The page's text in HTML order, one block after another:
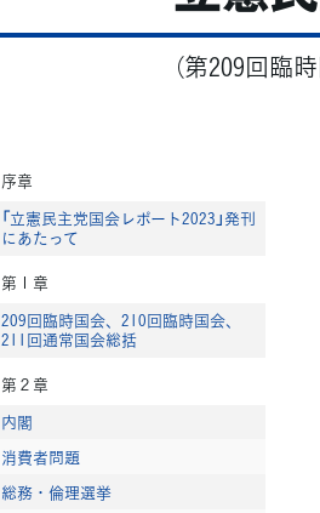
（第209回臨
序章
「立憲民主党国会レポート2023」発刊
にあたって
第１章
209回臨時国会、210回臨時国会、
211回通常国会総括
第２章
内閣
消費者問題
総務・倫理選挙